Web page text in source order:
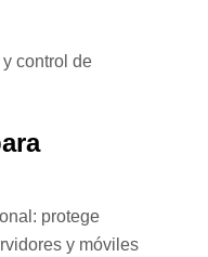
control de
protege
y móviles